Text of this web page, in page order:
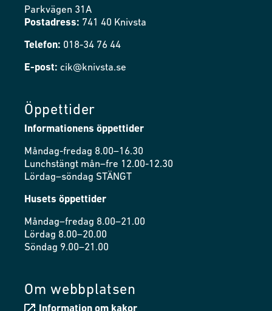
Parkvägen 31A
Postadress: 741 40 Knivsta
Telefon: 018-34 76 44
E-post: cik@knivsta.se
Öppettider
Informationens öppettider
Måndag-fredag 8.00–16.30
Lunchstängt mån–fre 12.00-12.30
Lördag–söndag STÄNGT
Husets öppettider
Måndag–fredag 8.00–21.00
Lördag 8.00–20.00
Söndag 9.00–21.00
Om webbplatsen
Information om kakor